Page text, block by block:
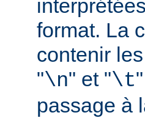
format. La
contenir
"\n" et "\t
passage à